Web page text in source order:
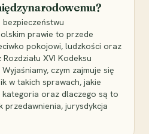
prawie to przede
pokojowi, ludzkości oraz
XVI Kodeksu
czym zajmuje się
w takich sprawach, jakie
oraz dlaczego są to
przedawnienia, jurysdykcja